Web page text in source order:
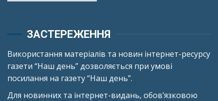
ЗАСТЕРЕЖЕННЯ
Використання матеріалів та новин інтернет-ресурсу
газети “Наш день” дозволяється при умові
посилання на газету “Наш день”.
Для новинних та інтернет-видань, обов’язковою